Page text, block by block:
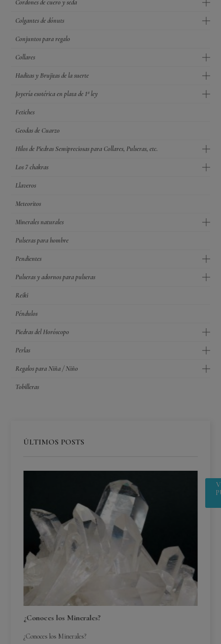
Cordones de cuero y seda
Colgantes de dónuts
Conjuntos para regalo
Collares
Haditas y Brujitas de la suerte
Joyería esotérica en plata de 1ª ley
Fetiches
Geodas de Cuarzo
Hilos de Piedras Semipreciosas para Collares, Pulseras, etc.
Los 7 chakras
Llaveros
Meteoritos
Minerales naturales
Pulseras para hombre
Pendientes
Pulseras y adornos para pulseras
Reiki
Péndulos
Piedras del Horóscopo
Perlas
Regalos para Niña / Niño
Tobilleras
ÚLTIMOS POSTS
¿Conoces los Minerales?
¿Conoces los Minerales?